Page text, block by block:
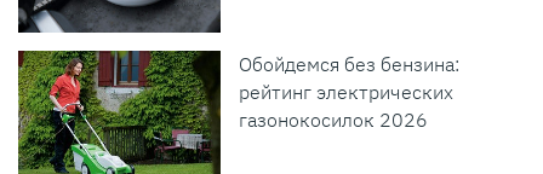
Обойдемся без бензина:
рейтинг электрических
газонокосилок 2026